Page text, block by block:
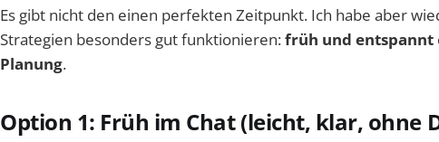
Es gibt nicht den einen perfekten Zeitpunkt. Ich habe aber
Strategien besonders gut funktionieren:früh und entspannt
Planung.
Option 1: Früh im Chat (leicht, klar, ohne